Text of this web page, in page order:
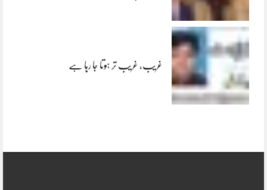
غریب، غریب تر ہوتا جا رہا ہے